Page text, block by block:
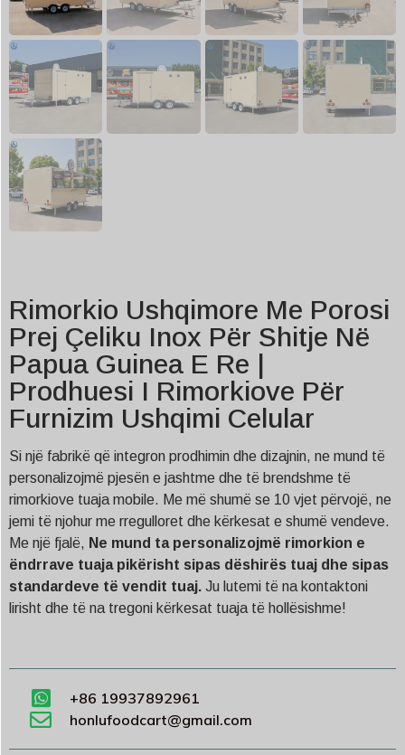
Rimorkio Ushqimore Me Porosi
Prej Çeliku Inox Për Shitje Në
Papua Guinea E Re |
Prodhuesi I Rimorkiove Për
Furnizim Ushqimi Celular
Si një fabrikë që integron prodhimin dhe dizajnin, ne mund të
personalizojmë pjesën e jashtme dhe të brendshme të
rimorkiove tuaja mobile. Me më shumë se 10 vjet përvojë, ne
jemi të njohur me rregulloret dhe kërkesat e shumë vendeve.
Me një fjalë, Ne mund ta personalizojmë rimorkion e
ëndrrave tuaja pikërisht sipas dëshirës tuaj dhe sipas
standardeve të vendit tuaj. Ju lutemi të na kontaktoni
lirisht dhe të na tregoni kërkesat tuaja të hollësishme!
+86 19937892961
honlufoodcart@gmail.com